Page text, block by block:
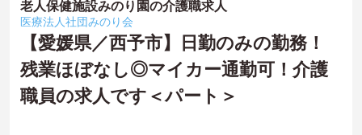
老人保健施設みのり園の介護職求人
医療法人社団みのり会
【愛媛県／西予市】日勤のみの勤務！
残業ほぼなし◎マイカー通勤可！介護
職員の求人です＜パート＞